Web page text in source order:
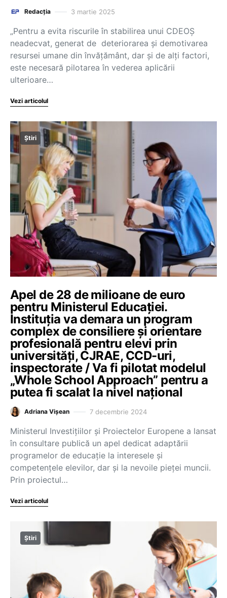
Redacția 3 martie 2025
„Pentru a evita riscurile în stabilirea unui CDEOȘ
neadecvat, generat de deteriorarea și demotivarea
resursei umane din învățământ, dar și de alți factori,
este necesară pilotarea în vederea aplicării
ulterioare…
Vezi articolul
Știri
Apel de 28 de milioane de euro
pentru Ministerul Educației.
Instituția va demara un program
complex de consiliere și orientare
profesională pentru elevi prin
universități, CJRAE, CCD-uri,
inspectorate / Va fi pilotat modelul
„Whole School Approach” pentru a
putea fi scalat la nivel național
Adriana Vișean 7 decembrie 2024
Ministerul Investițiilor și Proiectelor Europene a lansat
în consultare publică un apel dedicat adaptării
programelor de educație la interesele și
competențele elevilor, dar și la nevoile pieței muncii.
Prin proiectul…
Vezi articolul
Știri